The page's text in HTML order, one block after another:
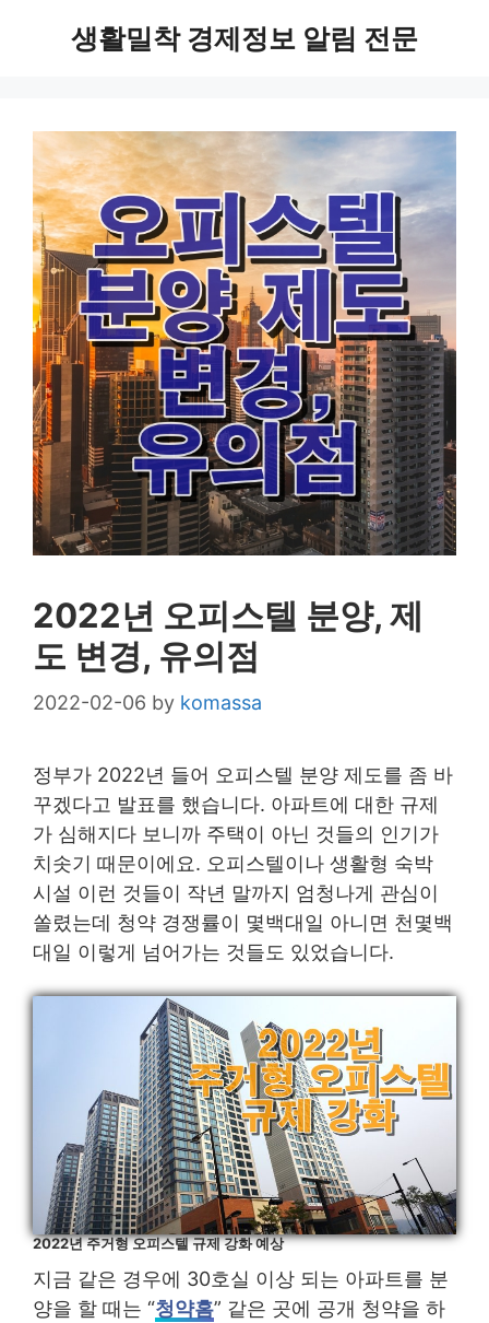
생활밀착 경제정보 알림 전문
2022년 오피스텔 분양, 제
도 변경, 유의점
2022-02-06 by komassa
정부가 2022년 들어 오피스텔 분양 제도를 좀 바
꾸겠다고 발표를 했습니다. 아파트에 대한 규제
가 심해지다 보니까 주택이 아닌 것들의 인기가
치솟기 때문이에요. 오피스텔이나 생활형 숙박
시설 이런 것들이 작년 말까지 엄청나게 관심이
쏠렸는데 청약 경쟁률이 몇백대일 아니면 천몇백
대일 이렇게 넘어가는 것들도 있었습니다.
2022년 주거형 오피스텔 규제 강화 예상
지금 같은 경우에 30호실 이상 되는 아파트를 분
양을 할 때는 “청약홈” 같은 곳에 공개 청약을 하